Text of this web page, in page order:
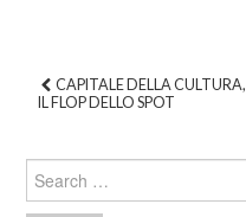
CAPITALE DELLA CULTURA,
IL FLOP DELLO SPOT
Search for: